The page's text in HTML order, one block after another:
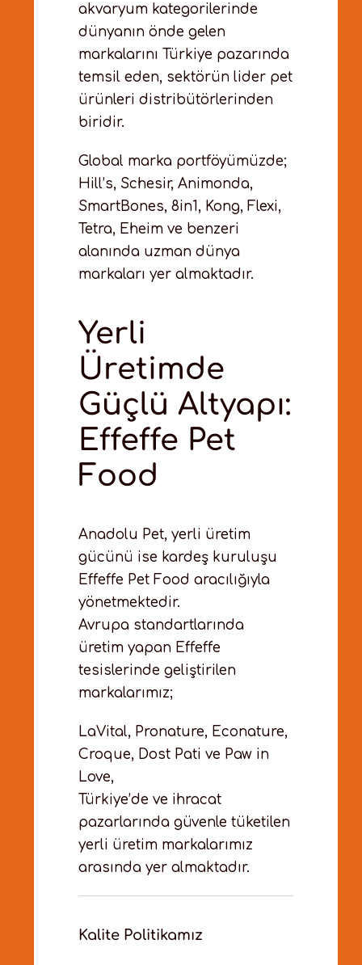
akvaryum kategorilerinde
dünyanın önde gelen
markalarını Türkiye pazarında
temsil eden, sektörün lider pet
ürünleri distribütörlerinden
biridir.
Global marka portföyümüzde;
Hill’s, Schesir, Animonda,
SmartBones, 8in1, Kong, Flexi,
Tetra, Eheim ve benzeri
alanında uzman dünya
markaları yer almaktadır.
Yerli
Üretimde
Güçlü Altyapı:
Effeffe Pet
Food
Anadolu Pet, yerli üretim
gücünü ise kardeş kuruluşu
Effeffe Pet Food aracılığıyla
yönetmektedir.
Avrupa standartlarında
üretim yapan Effeffe
tesislerinde geliştirilen
markalarımız;
LaVital, Pronature, Econature,
Croque, Dost Pati ve Paw in
Love,
Türkiye’de ve ihracat
pazarlarında güvenle tüketilen
yerli üretim markalarımız
arasında yer almaktadır.
Kalite Politikamız